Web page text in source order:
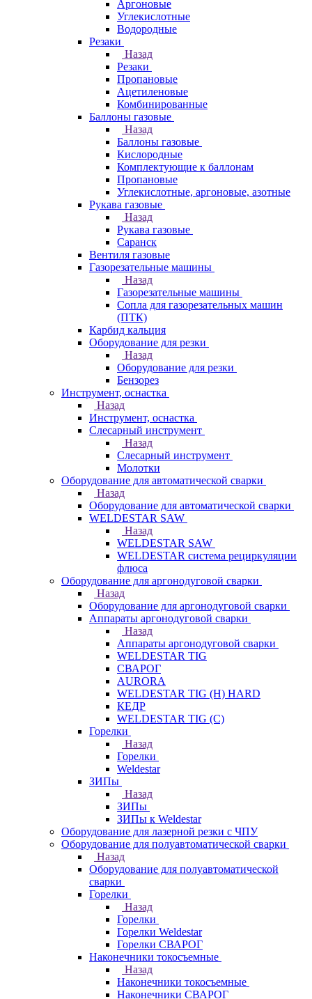
Аргоновые
Углекислотные
Водородные
Резаки
Назад
Резаки
Пропановые
Ацетиленовые
Комбинированные
Баллоны газовые
Назад
Баллоны газовые
Кислородные
Комплектующие к баллонам
Пропановые
Углекислотные, аргоновые, азотные
Рукава газовые
Назад
Рукава газовые
Саранск
Вентиля газовые
Газорезательные машины
Назад
Газорезательные машины
Сопла для газорезательных машин
(ПТК)
Карбид кальция
Оборудование для резки
Назад
Оборудование для резки
Бензорез
Инструмент, оснастка
Назад
Инструмент, оснастка
Слесарный инструмент
Назад
Слесарный инструмент
Молотки
Оборудование для автоматической сварки
Назад
Оборудование для автоматической сварки
WELDESTAR SAW
Назад
WELDESTAR SAW
WELDESTAR система рециркуляции
флюса
Оборудование для аргонодуговой сварки
Назад
Оборудование для аргонодуговой сварки
Аппараты аргонодуговой сварки
Назад
Аппараты аргонодуговой сварки
WELDESTAR TIG
СВАРОГ
AURORA
WELDESTAR TIG (H) HARD
КЕДР
WELDESTAR TIG (С)
Горелки
Назад
Горелки
Weldestar
ЗИПы
Назад
ЗИПы
ЗИПы к Weldestar
Оборудование для лазерной резки с ЧПУ
Оборудование для полуавтоматической сварки
Назад
Оборудование для полуавтоматической
сварки
Горелки
Назад
Горелки
Горелки Weldestar
Горелки СВАРОГ
Наконечники токосъемные
Назад
Наконечники токосъемные
Наконечники СВАРОГ